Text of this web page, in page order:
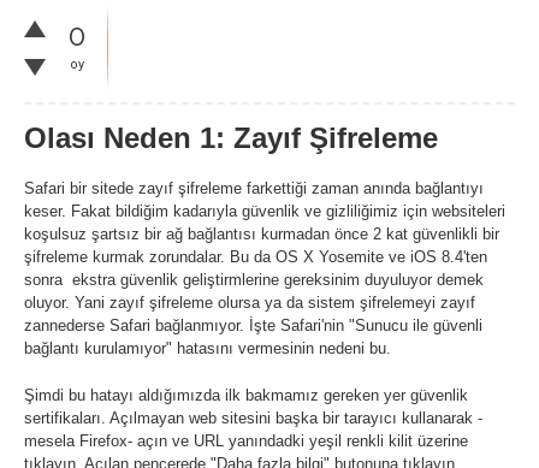
0
oy
Olası Neden 1: Zayıf Şifreleme
Safari bir sitede zayıf şifreleme farkettiği zaman anında bağlantıyı
keser. Fakat bildiğim kadarıyla güvenlik ve gizliliğimiz için websiteleri
koşulsuz şartsız bir ağ bağlantısı kurmadan önce 2 kat güvenlikli bir
şifreleme kurmak zorundalar. Bu da OS X Yosemite ve iOS 8.4'ten
sonra ekstra güvenlik geliştirmlerine gereksinim duyuluyor demek
oluyor. Yani zayıf şifreleme olursa ya da sistem şifrelemeyi zayıf
zannederse Safari bağlanmıyor. İşte Safari'nin "Sunucu ile güvenli
bağlantı kurulamıyor" hatasını vermesinin nedeni bu.
Şimdi bu hatayı aldığımızda ilk bakmamız gereken yer güvenlik
sertifikaları. Açılmayan web sitesini başka bir tarayıcı kullanarak -
mesela Firefox- açın ve URL yanındadki yeşil renkli kilit üzerine
tıklayın. Açılan pencerede "Daha fazla bilgi" butonuna tıklayın.